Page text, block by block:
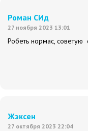
Роман СИд
27 ноября 2023 13:01
Робеть нормас,
Жэксен
27 октября 2023 22:04